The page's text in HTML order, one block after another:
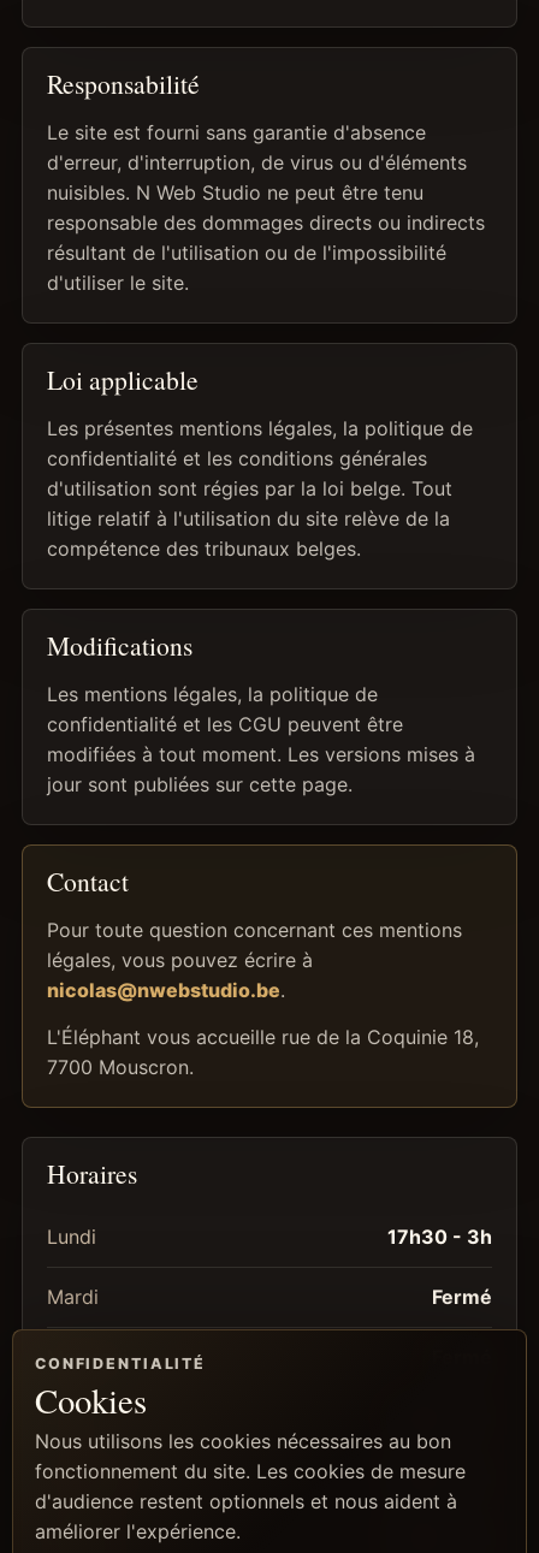
Responsabilité
Le site est fourni sans garantie d'absence
d'erreur, d'interruption, de virus ou d'éléments
nuisibles. N Web Studio ne peut être tenu
responsable des dommages directs ou indirects
résultant de l'utilisation ou de l'impossibilité
d'utiliser le site.
Loi applicable
Les présentes mentions légales, la politique de
confidentialité et les conditions générales
d'utilisation sont régies par la loi belge. Tout
litige relatif à l'utilisation du site relève de la
compétence des tribunaux belges.
Modifications
Les mentions légales, la politique de
confidentialité et les CGU peuvent être
modifiées à tout moment. Les versions mises à
jour sont publiées sur cette page.
Contact
Pour toute question concernant ces mentions
légales, vous pouvez écrire à
nicolas@nwebstudio.be.
L'Éléphant vous accueille rue de la Coquinie 18,
7700 Mouscron.
Horaires
Lundi 17h30 - 3h
Mardi Fermé
Mercredi
Jeudi
Vendredi 17h30 - 3h
Samedi
CONFIDENTIALITÉ
Cookies
Nous utilisons les cookies nécessaires au bon
fonctionnement du site. Les cookies de mesure
d'audience restent optionnels et nous aident à
améliorer l'expérience.